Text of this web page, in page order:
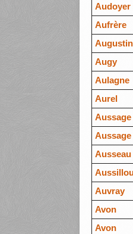
Audoyer
Aufrère
Augustin
Augy
Aulagne
Aurel
Aussage
Aussage
Ausseau
Auvray
Avon
Avon